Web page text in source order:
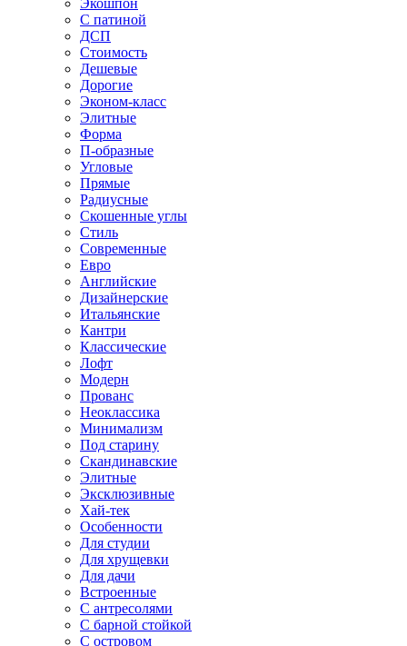
Экошпон
С патиной
ДСП
Стоимость
Дешевые
Дорогие
Эконом-класс
Элитные
Форма
П-образные
Угловые
Прямые
Радиусные
Скошенные углы
Стиль
Современные
Евро
Английские
Дизайнерские
Итальянские
Кантри
Классические
Лофт
Модерн
Прованс
Неоклассика
Минимализм
Под старину
Скандинавские
Элитные
Эксклюзивные
Хай-тек
Особенности
Для студии
Для хрущевки
Для дачи
Встроенные
С антресолями
С барной стойкой
С островом